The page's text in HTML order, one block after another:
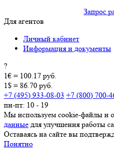
Запрос
Для агентов
Личный кабинет
Информация и документы
?
1€ = 100.17 руб.
1$ = 86.70 руб.
+7 (495) 933-08-03 +7 (800) 700-
пн-пт: 10 - 19
Мы используем cookie-файлы и
данные для улучшения работы
Оставаясь на сайте вы
Понятно